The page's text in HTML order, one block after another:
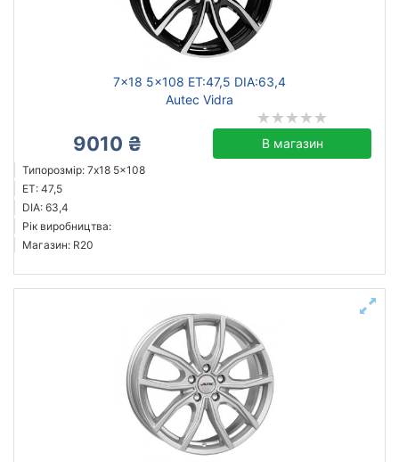
7x18 5x108 ET:47,5 DIA:63,4
Autec Vidra
9010 ₴ В магазин
Типорозмір: 7x18 5x108
ET: 47,5
DIA: 63,4
Рік виробництва:
Магазин: R20